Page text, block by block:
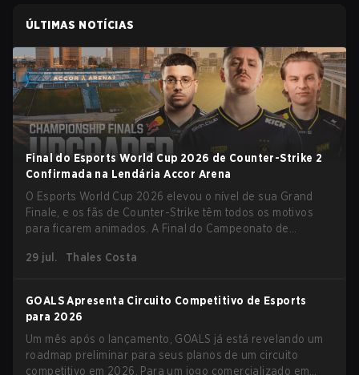
ÚLTIMAS NOTÍCIAS
Final do Esports World Cup 2026 de Counter-Strike 2
Confirmada na Lendária Accor Arena
O Esports World Cup 2026 elevou o nível de sua Grand
Finale, e os fãs de Counter-Strike têm todos os motivos
para ficarem animados. A Final do Campeonato de
Accor Arena de Paris, marcando o capítulo final do maior
29 jul. Thales Costa
GOALS Apresenta Circuito Competitivo de Esports
para 2026
Um mês após o lançamento, GOALS já está revelando um
roadmap preliminar para seus planos de um circuito
competitivo em 2026. Para um jogo comercializado em